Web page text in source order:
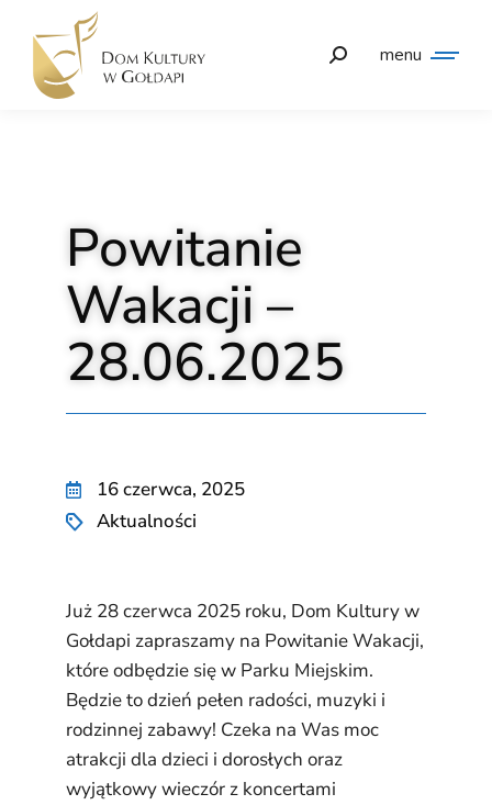
menu
Powitanie
Wakacji –
28.06.2025
16 czerwca, 2025
Aktualności
Już 28 czerwca 2025 roku, Dom Kultury w
Gołdapi zapraszamy na Powitanie Wakacji,
które odbędzie się w Parku Miejskim.
Będzie to dzień pełen radości, muzyki i
rodzinnej zabawy! Czeka na Was moc
atrakcji dla dzieci i dorosłych oraz
wyjątkowy wieczór z koncertami